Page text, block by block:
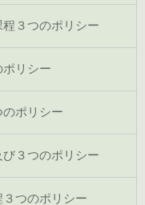
３つのポリシー
リシー
ポリシー
３つのポリシー
つのポリシー